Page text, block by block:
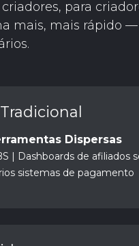
para
mais, mais rápido —
Dispersas
| Dashboards de afiliados
sistemas de pagamento